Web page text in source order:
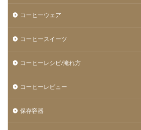
コーヒーウェア
コーヒースイーツ
コーヒーレシピ/淹れ方
コーヒーレビュー
保存容器